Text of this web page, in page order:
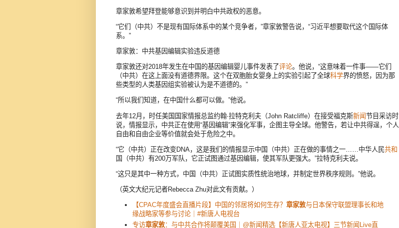
章家敦希望拜登能够意识到并明白中共政权的恶意。
“它们（中共）不是现有国际体系中的某个竞争者，”章家敦警告说，“习近平想要取代这个国际体
系。”
章家敦：中共基因编辑实验违反道德
章家敦还对2018年发生在中国的基因编辑婴儿事件发表了评论。他说，“这意味着一件事——它们
（中共）在这上面没有道德界限。这个在双胞胎女婴身上的实验引起了全球科学界的愤怒，因为那
些类型的人类基因组实验被认为是不道德的。”
“所以我们知道，在中国什么都可以做。”他说。
去年12月，时任美国国家情报总监约翰‧拉特克利夫（John Ratcliffe）在接受福克斯新闻节目采访时
说，情报显示，中共正在使用“基因编辑”来强化军事，企图主导全球。他警告，若让中共得逞，个人
自由和自由企业等价值就会处于危险之中。
“它（中共）正在改变DNA，这是我们的情报显示中国（中共）正在做的事情之一……中华人民共和
国（中共）有200万军队，它正试图通过基因编辑，使其军队更强大。”拉特克利夫说。
“这只是其中一种方式，中国（中共）正试图实质性统治地球，并制定世界秩序规则。”他说。
（英文大纪元记者Rebecca Zhu对此文有贡献。）
【CPAC年度盛会直播片段】中国的邻居将如何生存？ 章家敦与日本保守联盟理事长和地
缘战略家等参与讨论｜#新唐人电视台
专访章家敦：与中共合作将颠覆美国｜@新闻精选【新唐人亚太电视】三节新闻Live直